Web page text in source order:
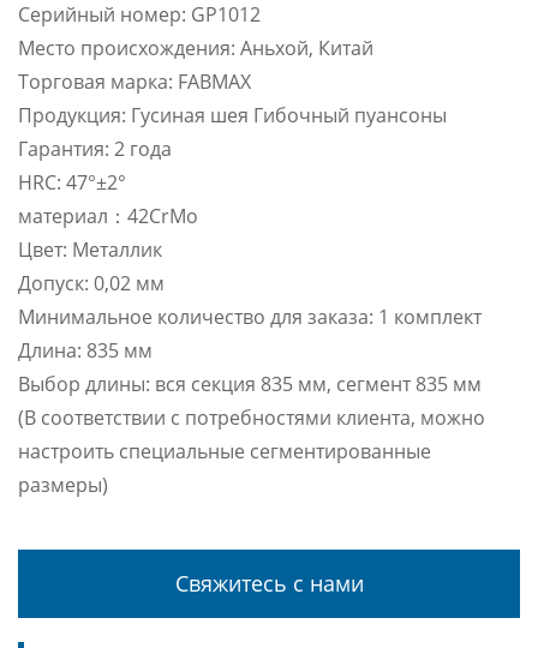
Cерийный номер: GP1012
Место происхождения: Аньхой, Китай
Торговая марка: FABMAX
Продукция: Гусиная шея Гибочный пуансоны
Гарантия: 2 года
HRC: 47°±2°
материал：42CrMo
Цвет: Металлик
Допуск: 0,02 мм
Минимальное количество для заказа: 1 комплект
Длина: 835 мм
Выбор длины: вся секция 835 мм, сегмент 835 мм
(В соответствии с потребностями клиента, можно
настроить специальные сегментированные
размеры)
Свяжитесь с нами